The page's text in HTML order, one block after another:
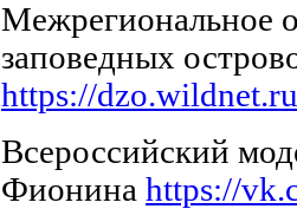
Межрегиональное
заповедных
https://
Всероссийский
Фионина https://